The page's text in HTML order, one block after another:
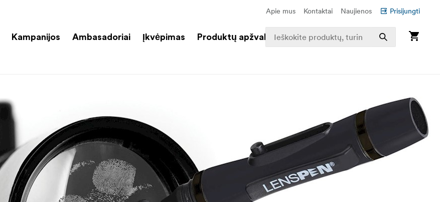
Apie mus Kontaktai Naujienos Prisijungti
Kampanijos Ambasadoriai Įkvėpimas Produktų apžvalga